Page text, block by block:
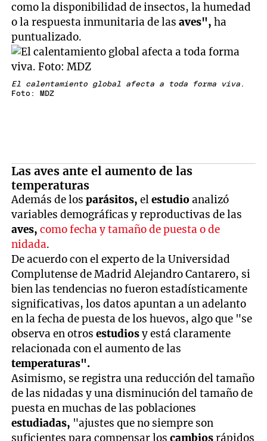
como la disponibilidad de insectos, la humedad
o la respuesta inmunitaria de lasaves", ha
puntualizado.
El calentamiento global afecta a toda forma viva .
Foto: MDZ
Las aves ante el aumento de las
temperaturas
Además de losparásitos, elestudioanalizó
variables demográficas y reproductivas de las
aves, como fecha y tamaño de puesta o de
nidada.
De acuerdo con el experto de la Universidad
Complutense de Madrid Alejandro Cantarero, si
bien las tendencias no fueron estadísticamente
significativas, los datos apuntan a un adelanto
en la fecha de puesta de los huevos, algo que "se
observa en otrosestudiosy está claramente
relacionada con el aumento de las
temperaturas".
Asimismo, se registra una reducción del tamaño
de las nidadas y una disminución del tamaño de
puesta en muchas de las poblaciones
estudiadas, "ajustes que no siempre son
suficientes para compensar loscambiosrápidos